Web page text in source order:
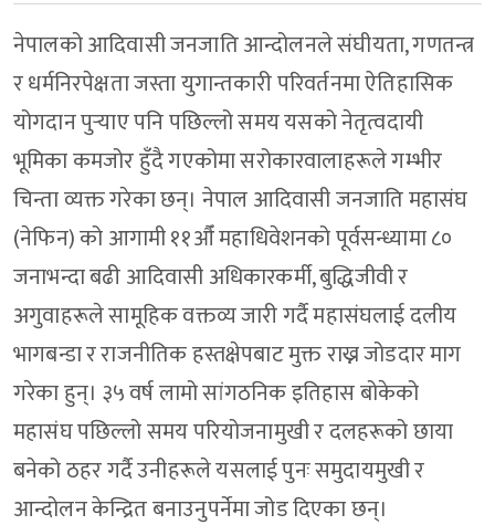
नेपालको आदिवासी जनजाति आन्दोलनले संघीयता, गणतन्त्र
र धर्मनिरपेक्षता जस्ता युगान्तकारी परिवर्तनमा ऐतिहासिक
योगदान पुर्‍याए पनि पछिल्लो समय यसको नेतृत्वदायी
भूमिका कमजोर हुँदै गएकोमा सरोकारवालाहरूले गम्भीर
चिन्ता व्यक्त गरेका छन्। नेपाल आदिवासी जनजाति महासंघ
(नेफिन) को आगामी ११औँ महाधिवेशनको पूर्वसन्ध्यामा ८०
जनाभन्दा बढी आदिवासी अधिकारकर्मी, बुद्धिजीवी र
अगुवाहरूले सामूहिक वक्तव्य जारी गर्दै महासंघलाई दलीय
भागबन्डा र राजनीतिक हस्तक्षेपबाट मुक्त राख्न जोडदार माग
गरेका हुन्। ३५ वर्ष लामो सांगठनिक इतिहास बोकेको
महासंघ पछिल्लो समय परियोजनामुखी र दलहरूको छाया
बनेको ठहर गर्दै उनीहरूले यसलाई पुनः समुदायमुखी र
आन्दोलन केन्द्रित बनाउनुपर्नेमा जोड दिएका छन्।